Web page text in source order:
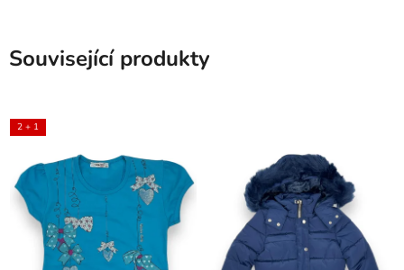
Související produkty
2 + 1